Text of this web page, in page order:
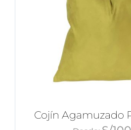
Cojín Agamuzado